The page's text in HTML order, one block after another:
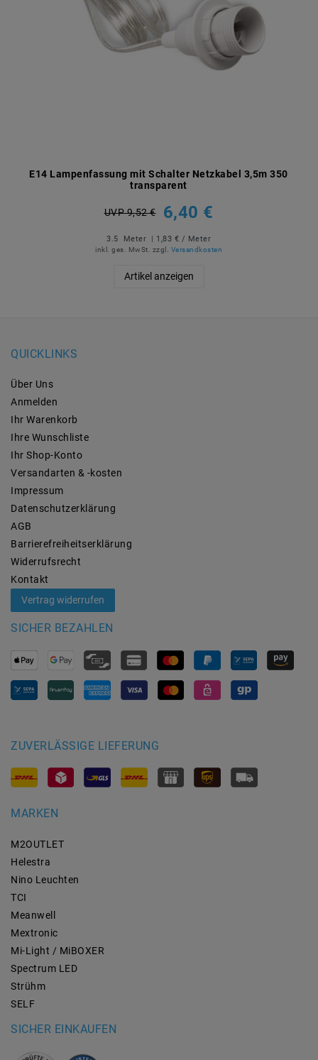
E14 Lampenfassung mit Schalter Netzkabel 3,5m 350
transparent
UVP 9,52 € 6,40 €
3.5 Meter | 1,83 € / Meter
inkl. ges. MwSt. zzgl. Versandkosten
Artikel anzeigen
QUICKLINKS
Über Uns
Anmelden
Ihr Warenkorb
Ihre Wunschliste
Ihr Shop-Konto
Versandarten & -kosten
Impressum
Daten­schutz­erklärung
AGB
Barrierefreiheitserklärung
Widerrufs­recht
Kontakt
Vertrag widerrufen
SICHER BEZAHLEN
ZUVERLÄSSIGE LIEFERUNG
MARKEN
M2OUTLET
Helestra
Nino Leuchten
TCI
Meanwell
Mextronic
Mi-Light / MiBOXER
Spectrum LED
Strühm
SELF
SICHER EINKAUFEN